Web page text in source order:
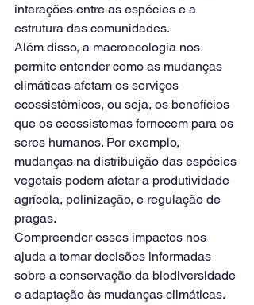
interações entre as espécies e a
estrutura das comunidades.
Além disso, a macroecologia nos
permite entender como as mudanças
climáticas afetam os serviços
ecossistêmicos, ou seja, os benefícios
que os ecossistemas fornecem para os
seres humanos. Por exemplo,
mudanças na distribuição das espécies
vegetais podem afetar a produtividade
agrícola, polinização, e regulação de
pragas.
Compreender esses impactos nos
ajuda a tomar decisões informadas
sobre a conservação da biodiversidade
e adaptação às mudanças climáticas.